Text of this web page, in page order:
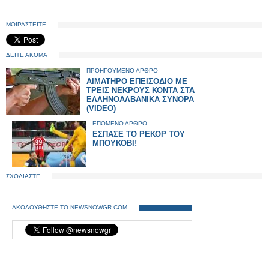
ΜΟΙΡΑΣΤΕΙΤΕ
ΔΕΙΤΕ ΑΚΟΜΑ
ΠΡΟΗΓΟΥΜΕΝΟ ΑΡΘΡΟ
ΑΙΜΑΤΗΡΟ ΕΠΕΙΣΟΔΙΟ ΜΕ
ΤΡΕΙΣ ΝΕΚΡΟΥΣ ΚΟΝΤΑ ΣΤΑ
ΕΛΛΗΝΟΑΛΒΑΝΙΚΑ ΣΥΝΟΡΑ
(VIDEO)
ΕΠΟΜΕΝΟ ΑΡΘΡΟ
ΕΣΠΑΣΕ ΤΟ ΡΕΚΟΡ ΤΟΥ
ΜΠΟΥΚΟΒΙ!
ΣΧΟΛΙΑΣΤΕ
ΑΚΟΛΟΥΘΗΣΤΕ ΤΟ NEWSNOWGR.COM